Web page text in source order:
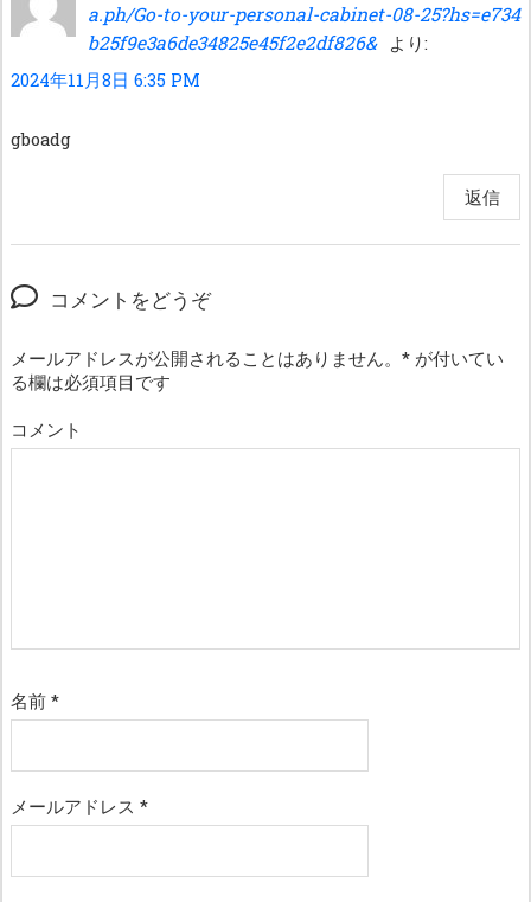
a.ph/Go-to-your-personal-cabinet-08-25?hs=e734
b25f9e3a6de34825e45f2e2df826&
より:
2024年11月8日 6:35 PM
gboadg
返信
コメントをどうぞ
メールアドレスが公開されることはありません。 * が付いてい
る欄は必須項目です
コメント
名前 *
メールアドレス *